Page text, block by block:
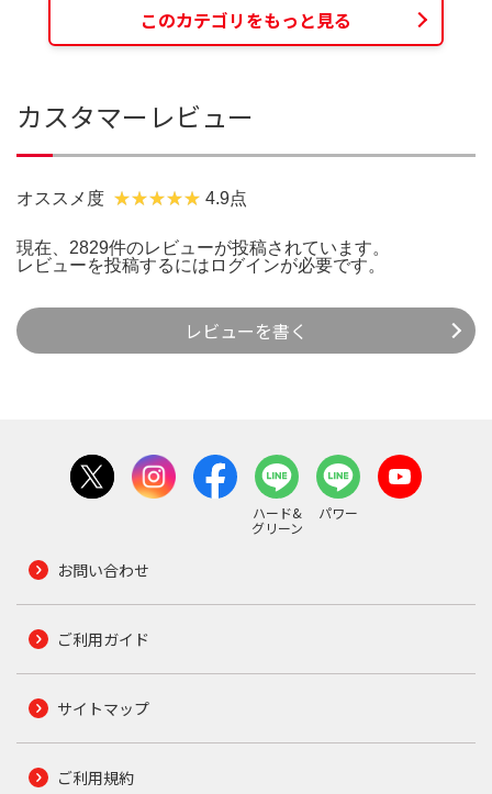
このカテゴリをもっと見る
カスタマーレビュー
オススメ度 4.9点
現在、2829件のレビューが投稿されています。
レビューを投稿するには ログインが必要です。
レビューを書く
ハード&
グリーン
パワー
お問い合わせ
ご利用ガイド
サイトマップ
ご利用規約